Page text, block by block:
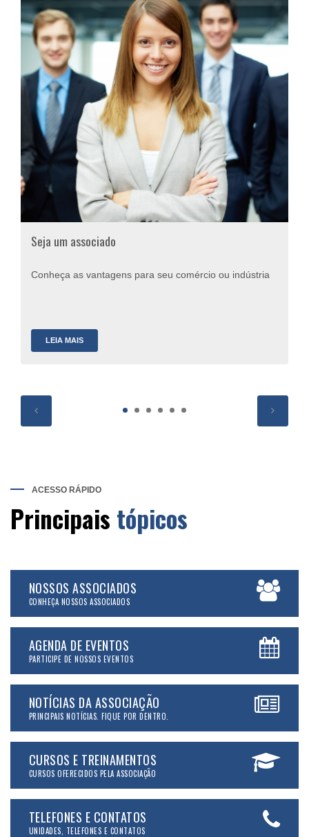
Seja um associado
Conheça as vantagens para seu comércio ou indústria
LEIA MAIS
ACESSO RÁPIDO
Principais tópicos
NOSSOS ASSOCIADOS
CONHEÇA NOSSOS ASSOCIADOS
AGENDA DE EVENTOS
PARTICIPE DE NOSSOS EVENTOS
NOTÍCIAS DA ASSOCIAÇÃO
PRINCIPAIS NOTÍCIAS. FIQUE POR DENTRO.
CURSOS E TREINAMENTOS
CURSOS OFERECIDOS PELA ASSOCIAÇÃO
TELEFONES E CONTATOS
UNIDADES, TELEFONES E CONTATOS